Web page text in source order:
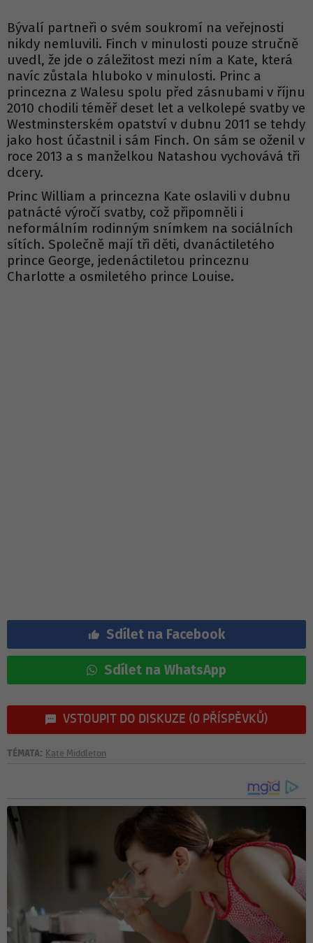
Bývalí partneři o svém soukromí na veřejnosti
nikdy nemluvili. Finch v minulosti pouze stručně
uvedl, že jde o záležitost mezi ním a Kate, která
navíc zůstala hluboko v minulosti. Princ a
princezna z Walesu spolu před zásnubami v říjnu
2010 chodili téměř deset let a velkolepé svatby ve
Westminsterském opatství v dubnu 2011 se tehdy
jako host účastnil i sám Finch. On sám se oženil v
roce 2013 a s manželkou Natashou vychovává tři
dcery.
Princ William a princezna Kate oslavili v dubnu
patnácté výročí svatby, což připomněli i
neformálním rodinným snímkem na sociálních
sítích. Společně mají tři děti, dvanáctiletého
prince George, jedenáctiletou princeznu
Charlotte a osmiletého prince Louise.
Sdílet na Facebook
Sdílet na WhatsApp
VSTOUPIT DO DISKUZE (0 PŘÍSPĚVKŮ)
TÉMATA: Kate Middleton